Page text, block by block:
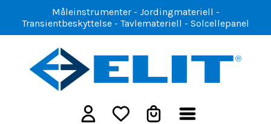
Måleinstrumenter - Jordingmateriell -
Transientbeskyttelse - Tavlemateriell - Solcellepanel